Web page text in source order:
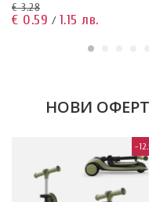
€ 3.28
€ 0.59 / 1.15 лв.
НОВИ
-